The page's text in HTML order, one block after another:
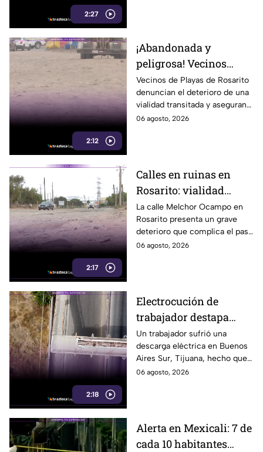
2:27
2:12
¡Abandonada y
peligrosa! Vecinos
denuncian el mal
estado de una de las
calles más transitadas
de Rosarito
Vecinos de Playas de Rosarito
denuncian el deterioro de una
vialidad transitada y aseguran
que permanece sin atención.
06 agosto, 2026
2:17
Calles en ruinas en
Rosarito: vialidad
representa un peligro
para camiones y pipas
La calle Melchor Ocampo en
Rosarito presenta un grave
deterioro que complica el paso
de camiones pesados y pipas
06 agosto, 2026
2:18
Electrocución de
trabajador destapa
peligro que vecinos
denuncian desde hace
años en Tijuana
Un trabajador sufrió una
descarga eléctrica en Buenos
Aires Sur, Tijuana, hecho que
evidenció un riesgo que
06 agosto, 2026
Alerta en Mexicali: 7 de
cada 10 habitantes